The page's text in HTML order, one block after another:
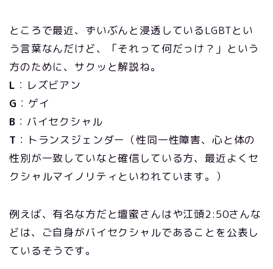
ところで最近、ずいぶんと浸透しているLGBTとい
う言葉なんだけど、「それって何だっけ？」という
方のために、サクッと解説ね。
L ：レズビアン
G ：ゲイ
B ：バイセクシャル
T ：トランスジェンダー（性同一性障害、心と体の
性別が一致していなと確信している方、最近よくセ
クシャルマイノリティといわれています。）
例えば、有名な方だと壇蜜さんはや江頭2:50さんな
どは、ご自身がバイセクシャルであることを公表し
ているそうです。